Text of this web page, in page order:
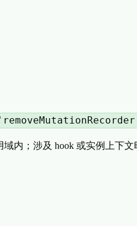
域内；涉及 hook 或实例上下